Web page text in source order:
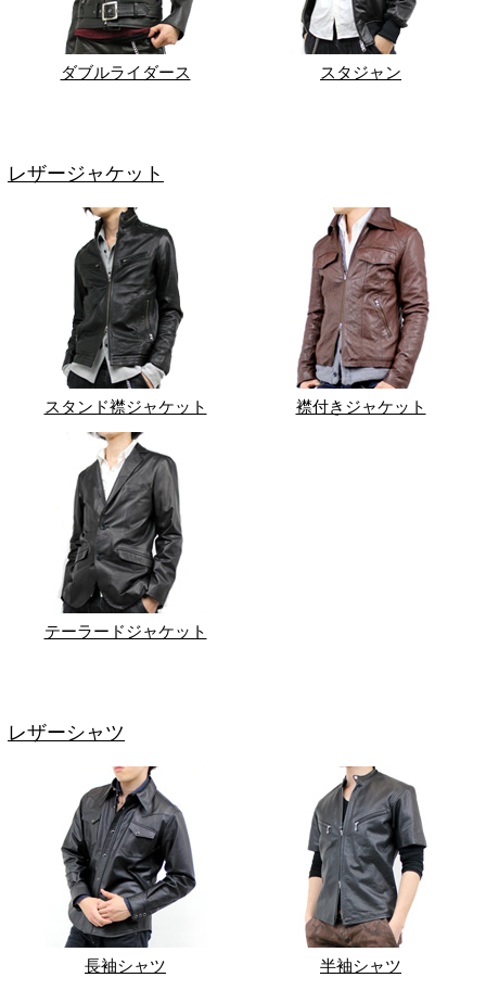
ダブルライダース スタジャン
レザージャケット
スタンド襟ジャケット 襟付きジャケット
テーラードジャケット
レザーシャツ
長袖シャツ 半袖シャツ